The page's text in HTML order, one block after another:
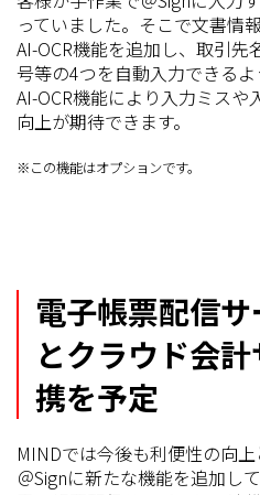
っていました。そこで文書情
AI-OCR機能を追加し、取引
号等の4つを自動入力できるよ
AI-OCR機能により入力ミス
向上が期待できます。
※この機能はオプションです。
電子帳票配信
とクラウド会
携を予定
MINDでは今後も利便性の向上
＠Signに新たな機能を追加し